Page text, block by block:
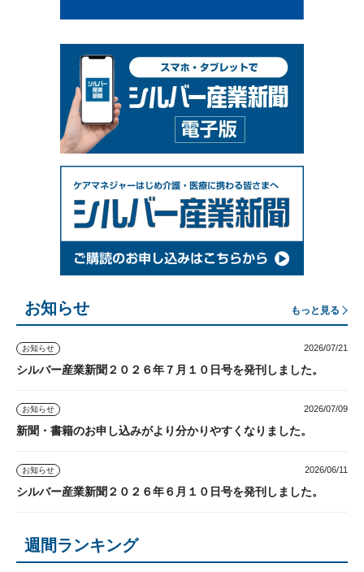
お知らせ もっと見る
お知らせ 2026/07/21
シルバー産業新聞２０２６年７月１０日号を発刊しました。
お知らせ 2026/07/09
新聞・書籍のお申し込みがより分かりやすくなりました。
お知らせ 2026/06/11
シルバー産業新聞２０２６年６月１０日号を発刊しました。
週間ランキング